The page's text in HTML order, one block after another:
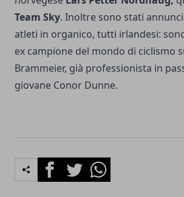
Team Sky. Inoltre sono stati
atleti in organico, tutti irlandesi:
ex campione del mondo di ciclismo
Brammeier, già professionista in
giovane Conor Dunne.
FacebookTwitterWhatsapp